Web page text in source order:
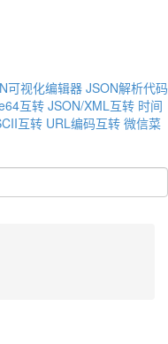
可视化编辑器 JSON解析代码
互转JSON/XML互转 时间
互转 URL编码互转 微信菜